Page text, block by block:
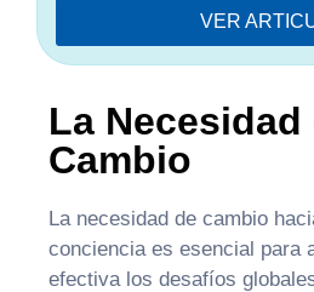
VER
La Necesidad
Cambio
La necesidad de cambio
conciencia es esencial para
efectiva los desafíos